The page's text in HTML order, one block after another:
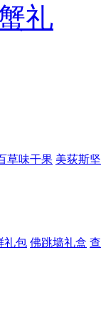
礼
草味干果 美荻斯
礼包 佛跳墙礼盒